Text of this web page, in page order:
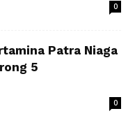
0
Patra Niaga
5
0